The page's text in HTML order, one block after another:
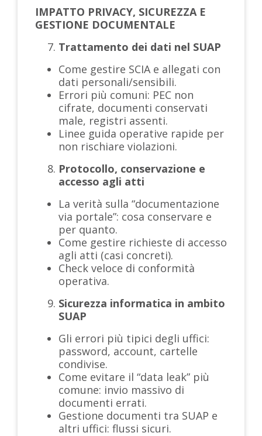
IMPATTO PRIVACY, SICUREZZA E
GESTIONE DOCUMENTALE
Trattamento dei dati nel SUAP
Come gestire SCIA e allegati con
dati personali/sensibili.
Errori più comuni: PEC non
cifrate, documenti conservati
male, registri assenti.
Linee guida operative rapide per
non rischiare violazioni.
Protocollo, conservazione e
accesso agli atti
La verità sulla “documentazione
via portale”: cosa conservare e
per quanto.
Come gestire richieste di accesso
agli atti (casi concreti).
Check veloce di conformità
operativa.
Sicurezza informatica in ambito
SUAP
Gli errori più tipici degli uffici:
password, account, cartelle
condivise.
Come evitare il “data leak” più
comune: invio massivo di
documenti errati.
Gestione documenti tra SUAP e
altri uffici: flussi sicuri.